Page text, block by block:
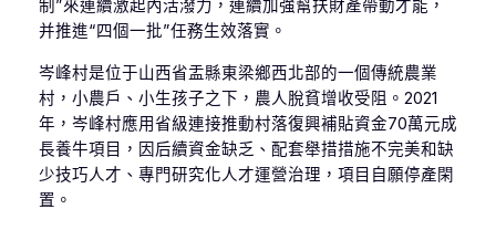
制”來連續激起內活潑力，連續加強幫扶財產帶動才能，
并推進“四個一批”任務生效落實。
岑峰村是位于山西省盂縣東梁鄉西北部的一個傳統農業
村，小農戶、小生孩子之下，農人脫貧增收受阻。2021
年，岑峰村應用省級連接推動村落復興補貼資金70萬元成
長養牛項目，因后續資金缺乏、配套舉措措施不完美和缺
少技巧人才、專門研究化人才運營治理，項目自願停產閑
置。